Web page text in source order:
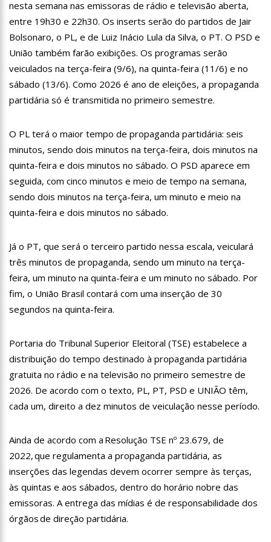
13:07 Greve de ônibus é suspensa a pedido do prefeito de
Manaus
12:55 PIB do Japão registra crescimento pela primeira vez em 3
Anitta diz que ficou dez meses sem sexo e revela como se
sentiu
12:37
Agenor Tupinambá fala sobre namoro com Lucas: “Não
houve traição”
Vídeo: Reação de Ana Clara após não pegar buquê em
casamento viraliza: “Filho da put*! Nojento!”
14:52 Procon-AM orienta população que Lei do Troco é válida e
deve ser respeitada
11:59 Empresário ‘Passarão’, dono do porto Chibatão, morre em
São Paulo
11:36
Acusado de divulgar fotos de corpo de Marília Mendonça e
de outros artistas mortos vira réu
11:28 Casal é surpreendido com gravidez de sêxtuplos e pai ‘passa
mal’
11:22 UEA e Sejusc lançam cursos de capacitação para
atendimento a Pessoas com Deficiência
presente mesmo distante’
14:30 Wilson Lima entrega Caimi Ada Rodrigues Viana revitalizado
à população idosa da zona oeste
14:25
Confira quais bairros de Manaus ficarão sem energia nesta
Motoristas de aplicativo entram em greve em todo o Brasil
14:10 Após matar colegas, policial grava vídeo: “Te vejo no inferno”;
assista
13:52 Jovem sofre queimaduras de 1º grau no rosto após celular
Mulher morre atropelada a caminho do trabalho em Manaus
13:05 Cultura Manaus: 21ª Semana Nacional de Museus conta com
nesta semana nas emissoras de rádio e televisão aberta,
entre 19h30 e 22h30. Os inserts serão do partidos de Jair
Bolsonaro, o PL, e de Luiz Inácio Lula da Silva, o PT. O PSD e
União também farão exibições. Os programas serão
veiculados na terça-feira (9/6), na quinta-feira (11/6) e no
sábado (13/6). Como 2026 é ano de eleições, a propaganda
partidária só é transmitida no primeiro semestre.
O PL terá o maior tempo de propaganda partidária: seis
minutos, sendo dois minutos na terça-feira, dois minutos na
quinta-feira e dois minutos no sábado. O PSD aparece em
seguida, com cinco minutos e meio de tempo na semana,
sendo dois minutos na terça-feira, um minuto e meio na
quinta-feira e dois minutos no sábado.
Já o PT, que será o terceiro partido nessa escala, veiculará
três minutos de propaganda, sendo um minuto na terça-
feira, um minuto na quinta-feira e um minuto no sábado. Por
fim, o União Brasil contará com uma inserção de 30
segundos na quinta-feira.
Portaria do Tribunal Superior Eleitoral (TSE) estabelece a
distribuição do tempo destinado à propaganda partidária
gratuita no rádio e na televisão no primeiro semestre de
2026. De acordo com o texto, PL, PT, PSD e UNIÃO têm,
cada um, direito a dez minutos de veiculação nesse período.
Ainda de acordo com a Resolução TSE nº 23.679, de
2022, que regulamenta a propaganda partidária, as
inserções das legendas devem ocorrer sempre às terças,
às quintas e aos sábados, dentro do horário nobre das
emissoras. A entrega das mídias é de responsabilidade dos
órgãos de direção partidária.